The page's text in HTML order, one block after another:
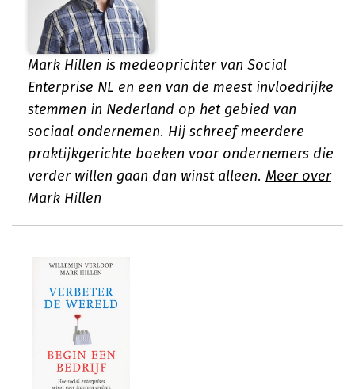
Mark Hillen is medeoprichter van Social
Enterprise NL en een van de meest invloedrijke
stemmen in Nederland op het gebied van
sociaal ondernemen. Hij schreef meerdere
praktijkgerichte boeken voor ondernemers die
verder willen gaan dan winst alleen. Meer over
Mark Hillen